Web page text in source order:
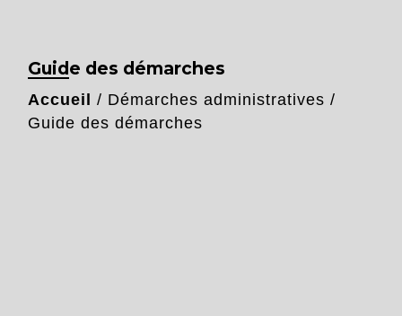
Guide des démarches
Accueil / Démarches administratives /
Guide des démarches